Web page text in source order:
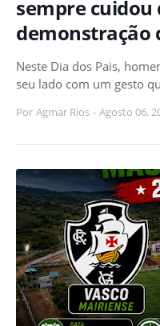
sempre cuidou
demonstração
Neste Dia dos Pais,
seu lado com um gesto
Por Agmar Rios - Agosto 06,